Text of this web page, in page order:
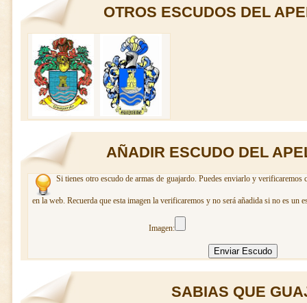
OTROS ESCUDOS DEL
AÑADIR ESCUDO DEL
Si tienes otro escudo de armas de guajardo. Puedes enviarlo y
en la web. Recuerda que esta imagen la verificaremos y no será añadida si no es un
Imagen:
SABIAS QUE